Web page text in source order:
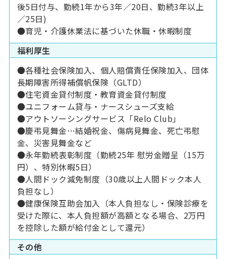
後5日付与、勤続1年から3年／20日、勤続3年以上
／25日)
●育児・介護休業法に基づいた休職・休暇制度
福利厚生
●各種社会保険加入、個人賠償責任保険加入、団体
長期障害所得補償帆保険（GLTD）
●住宅資金貸付制度・教育資金貸付制度
●ユニフォーム貸与・ナースシューズ支給
●アウトソーシングサービス「Relo Club」
●慶弔見舞金…結婚祝金、傷病見舞金、死亡弔慰
金、災害見舞金など
●永年勤続表彰制度（勤続25年 慰労金贈呈（15万
円）、特別休暇5日）
●人間ドック減免制度（30歳以上人間ドック本人
負担なし）
●健康保険互助会加入（本人負担なし・保険診療を
受けた際に、本人負担額が高額となる場合、2万円
を控除した額が給付金として還元）
その他